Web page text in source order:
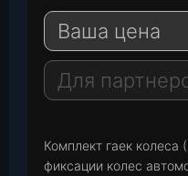
e
r
a
m
a
s
A
p
a
i
l
Ваша цена
Для
Комплект гаек
фиксации колес